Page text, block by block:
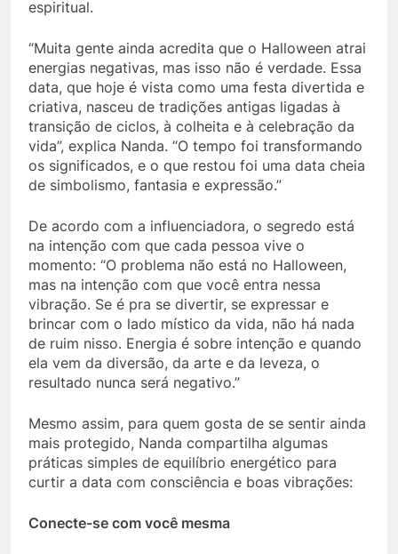
espiritual.
“Muita gente ainda acredita que o Halloween atrai
energias negativas, mas isso não é verdade. Essa
data, que hoje é vista como uma festa divertida e
criativa, nasceu de tradições antigas ligadas à
transição de ciclos, à colheita e à celebração da
vida”, explica Nanda. “O tempo foi transformando
os significados, e o que restou foi uma data cheia
de simbolismo, fantasia e expressão.”
De acordo com a influenciadora, o segredo está
na intenção com que cada pessoa vive o
momento: “O problema não está no Halloween,
mas na intenção com que você entra nessa
vibração. Se é pra se divertir, se expressar e
brincar com o lado místico da vida, não há nada
de ruim nisso. Energia é sobre intenção e quando
ela vem da diversão, da arte e da leveza, o
resultado nunca será negativo.”
Mesmo assim, para quem gosta de se sentir ainda
mais protegido, Nanda compartilha algumas
práticas simples de equilíbrio energético para
curtir a data com consciência e boas vibrações:
Conecte-se com você mesma